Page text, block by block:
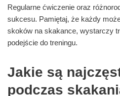
Regularne ćwiczenie oraz
sukcesu. Pamiętaj, że każdy
skoków na skakance, wystarczy
podejście do treningu.
Jakie są
podczas